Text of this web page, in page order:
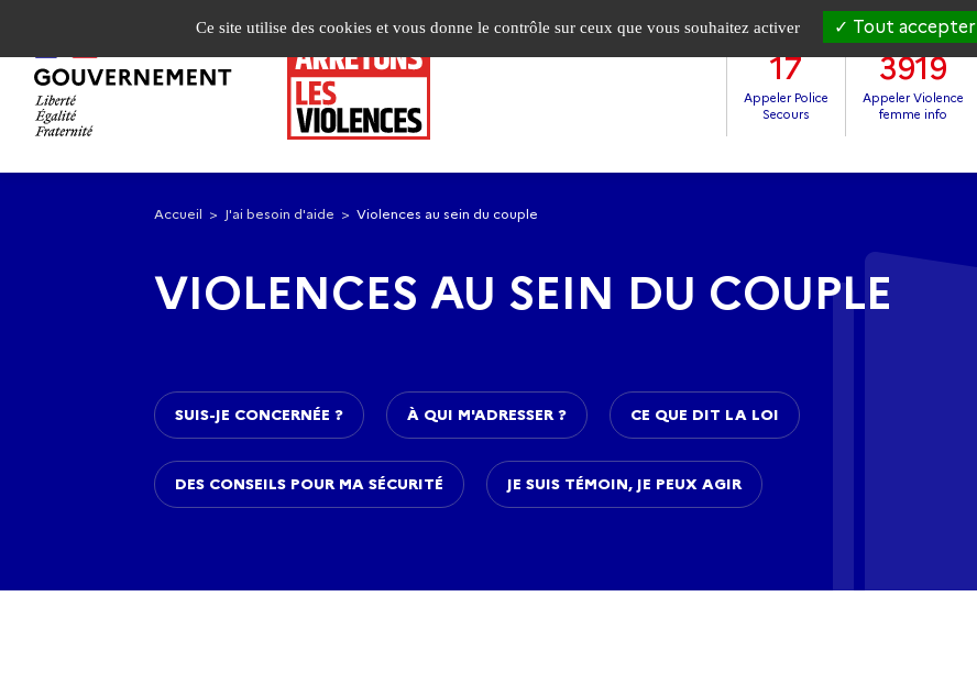
17
Appeler Police
Secours
3919
Appeler Violence
femme info
Accueil J'ai besoin d'aide Violences au sein du couple
VIOLENCES AU SEIN DU COUPLE
SUIS-JE CONCERNÉE ? À QUI M'ADRESSER ? CE QUE DIT LA LOI
DES CONSEILS POUR MA SÉCURITÉ JE SUIS TÉMOIN, JE PEUX AGIR
Ce site utilise des cookies et vous donne le contrôle sur ceux que vous souhaitez activer Tout accepter